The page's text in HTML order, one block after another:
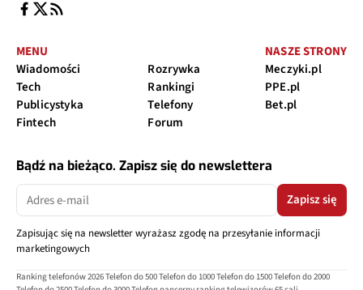
MENU
Wiadomości
Tech
Publicystyka
Fintech
Rozrywka
Rankingi
Telefony
Forum
NASZE STRONY
Meczyki.pl
PPE.pl
Bet.pl
Bądź na bieżąco. Zapisz się do newslettera
Zapisz się
Zapisując się na newsletter wyrażasz zgodę na przesyłanie informacji
marketingowych
Ranking telefonów 2026Telefon do 500Telefon do 1000Telefon do 1500Telefon do 2000